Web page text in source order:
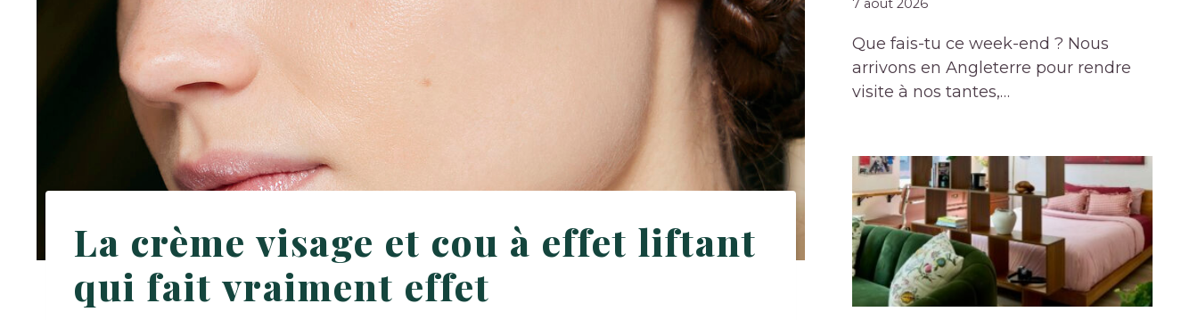
La crème visage et cou à effet liftant
qui fait vraiment effet
7 août 2026
Que fais-tu ce week-end ? Nous
arrivons en Angleterre pour rendre
visite à nos tantes,…